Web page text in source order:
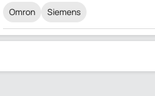
Omron Siemens